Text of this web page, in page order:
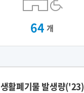
64 개
생활폐기물 발생량('23)